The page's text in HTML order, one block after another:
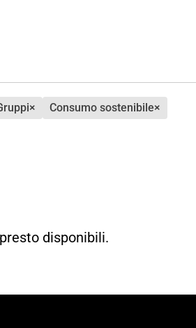
gruppi× consumo sostenibile×
disponibili.